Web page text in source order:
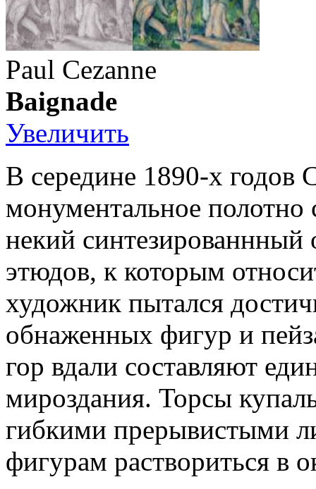
Paul Cezanne
Baignade
Увеличить
В середине 1890-х годов
монументальное
некий синтезированнный
этюдов, к которым
художник пытался
обнаженных фигур и
гор вдали составляют
мироздания. Торсы
гибкими прерывистыми
фигурам раствориться в